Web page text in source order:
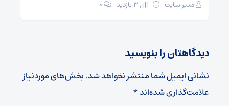
مدیر سایت ۰
دیدگاهتان را بنویسید
نشانی ایمیل شما منتشر نخواهد شد.بخش‌های موردنیاز
علامت‌گذاری شده‌اند*